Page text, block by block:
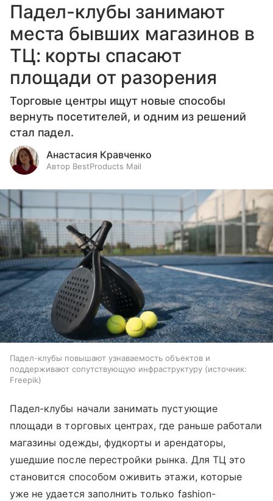
Падел-клубы занимают
места бывших магазинов в
ТЦ: корты спасают
площади от разорения
Торговые центры ищут новые способы
вернуть посетителей, и одним из решений
стал падел.
Анастасия Кравченко
Автор BestProducts Mail
Падел-клубы повышают узнаваемость объектов и
поддерживают сопутствующую инфраструктуру
источник:
Freepik
Падел-клубы начали занимать пустующие
площади в торговых центрах, где раньше работали
магазины одежды, фудкорты и арендаторы,
ушедшие после перестройки рынка. Для ТЦ это
становится способом оживить этажи, которые
уже не удается заполнить только fashion-